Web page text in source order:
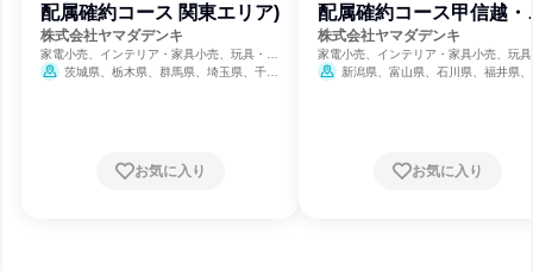
配属確約コース 関東エリア)
株式会社ヤマダデンキ
家電小売、インテリア・家具小売、玩具・ホ
ビー用品小売
茨城県、栃木県、群馬県、埼玉県、千葉
お気に入り
配属確約コース甲信越・
陸エリア)
株式会社ヤマダデンキ
家電小売、インテリア・家具小売、玩
ビー用品小売
新潟県、富山県、石川県、福井県
お気に入り